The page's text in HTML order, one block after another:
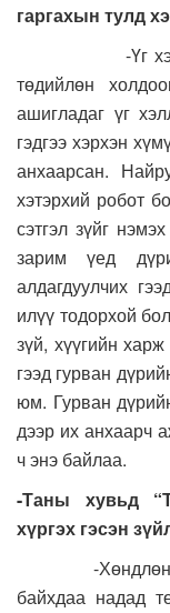
гаргахын тулд
-Үг
төдийлөн
ашигладаг үг
гэдгээ хэрхэн
анхаарсан.
хэтэрхий робот
сэтгэл зүйг
зарим үед
алдагдуулчих
илүү тодорхой
зүй, хүүгийн
гээд гурван
юм. Гурван
дээр их анхаарч
ч энэ байлаа.
-Таны хувьд
хүргэх гэсэн
-Хөндлөнгөөс
байхдаа надад